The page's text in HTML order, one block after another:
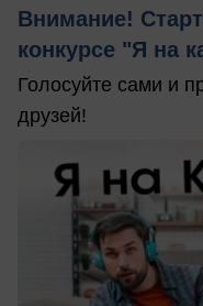
Внимание!
конкурсе "Я на
Голосуйте сами и
друзей!